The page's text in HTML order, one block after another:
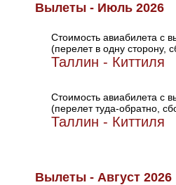
Вылеты - Июль 2026
Стоимость авиабилета с
(перелет в одну сторону,
Таллин - Киттиля
Стоимость авиабилета с
(перелет туда-обратно,
Таллин - Киттиля
Вылеты - Август 2026